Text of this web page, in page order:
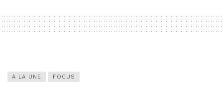
A LA UNE FOCUS